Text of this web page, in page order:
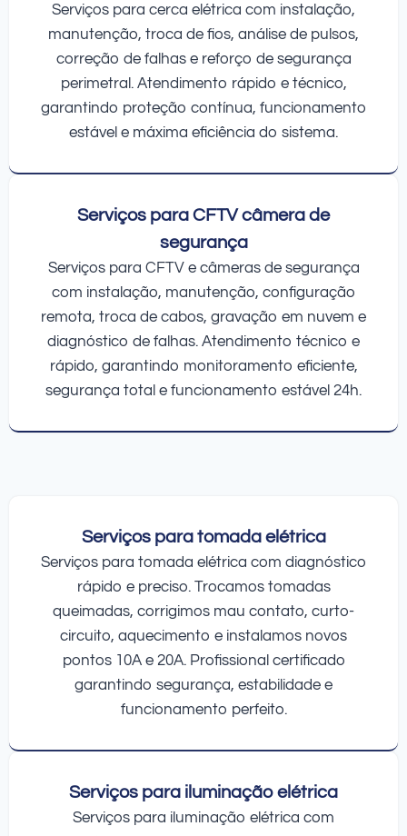
Serviços para cerca elétrica com instalação,
manutenção, troca de fios, análise de pulsos,
correção de falhas e reforço de segurança
perimetral. Atendimento rápido e técnico,
garantindo proteção contínua, funcionamento
estável e máxima eficiência do sistema.
Serviços para CFTV câmera de
segurança
Serviços para CFTV e câmeras de segurança
com instalação, manutenção, configuração
remota, troca de cabos, gravação em nuvem e
diagnóstico de falhas. Atendimento técnico e
rápido, garantindo monitoramento eficiente,
segurança total e funcionamento estável 24h.
Serviços para tomada elétrica
Serviços para tomada elétrica com diagnóstico
rápido e preciso. Trocamos tomadas
queimadas, corrigimos mau contato, curto-
circuito, aquecimento e instalamos novos
pontos 10A e 20A. Profissional certificado
garantindo segurança, estabilidade e
funcionamento perfeito.
Serviços para iluminação elétrica
Serviços para iluminação elétrica com